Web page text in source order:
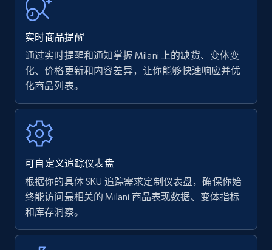
URL, Product name, Product rating, Product
rating object, Product rating max, Rating,
Author name, Asin, and more.
7.4K+ 870+ 立即开始
Walmart - products
Specifications, Image urls, Top reviews, and
more.
5.6K+
实时商品提醒
通过实时提醒和通知掌握 Milani 上的缺货、变体变
化、价格更新和内容差异，让你能够快速响应并优
化商品列表。
可自定义追踪仪表盘
根据你的具体 SKU 追踪需求定制仪表盘，确保你始
终能访问最相关的 Milani 商品表现数据、变体指标
和库存洞察。